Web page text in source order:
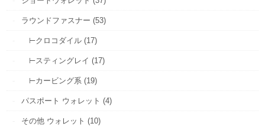
ラウンドファスナー (53)
⊢クロコダイル (17)
⊢スティングレイ (17)
⊢カービング系 (19)
パスポート ウォレット (4)
その他 ウォレット (10)